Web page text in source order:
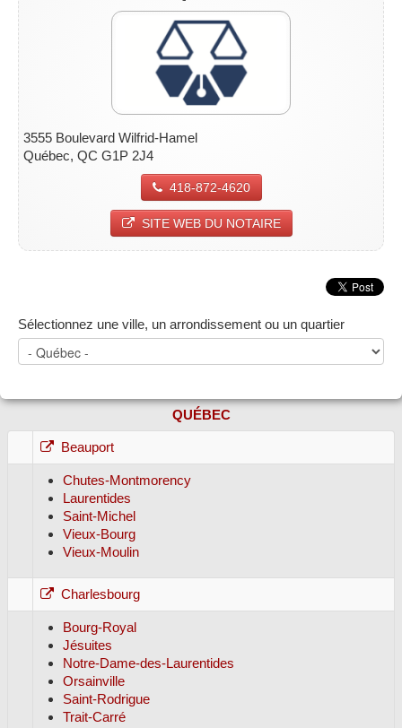
3555 Boulevard Wilfrid-Hamel
Québec, QC G1P 2J4
418-872-4620
SITE WEB DU NOTAIRE
Sélectionnez une ville, un arrondissement ou un quartier
QUÉBEC
Beauport
Chutes-Montmorency
Laurentides
Saint-Michel
Vieux-Bourg
Vieux-Moulin
Charlesbourg
Bourg-Royal
Jésuites
Notre-Dame-des-Laurentides
Orsainville
Saint-Rodrigue
Trait-Carré